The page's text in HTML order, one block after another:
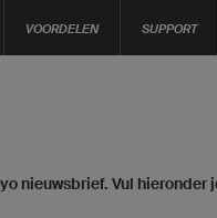
VOORDELEN SUPPORT
nieuwsbrief. Vul hieronder